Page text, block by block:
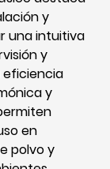
y
una intuitiva
y
eficiencia
y
en
polvo y